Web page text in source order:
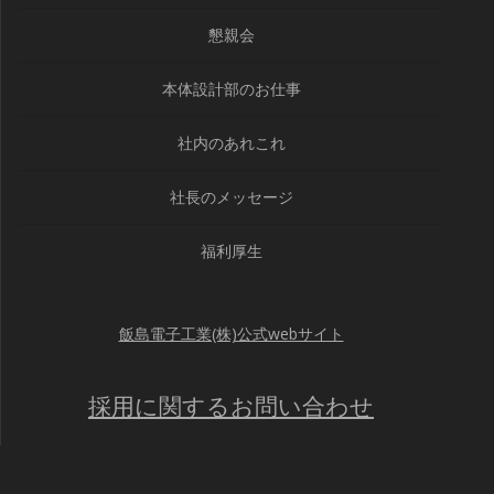
懇親会
本体設計部のお仕事
社内のあれこれ
社長のメッセージ
福利厚生
飯島電子工業(株)公式webサイト
採用に関するお問い合わせ